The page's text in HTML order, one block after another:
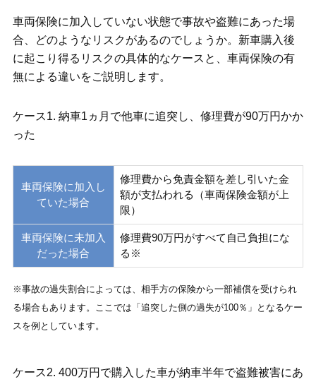
車両保険に加入していない状態で事故や盗難にあった場
合、どのようなリスクがあるのでしょうか。新車購入後
に起こり得るリスクの具体的なケースと、車両保険の有
無による違いをご説明します。
ケース1. 納車1ヵ月で他車に追突し、修理費が90万円かか
った
車両保険に加入し
ていた場合
修理費から免責金額を差し引いた金
額が支払われる（車両保険金額が上
限）
車両保険に未加入
だった場合
修理費90万円がすべて自己負担にな
る※
※事故の過失割合によっては、相手方の保険から一部補償を受けられ
る場合もあります。ここでは「追突した側の過失が100％」となるケー
スを例としています。
ケース2. 400万円で購入した車が納車半年で盗難被害にあ